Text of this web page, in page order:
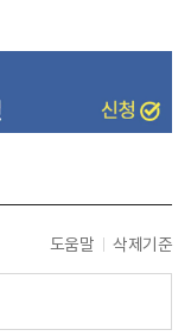
도움말 삭제기준